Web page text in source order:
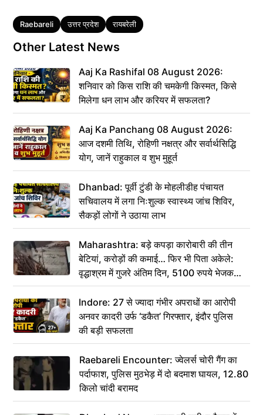
Tags
Raebareli उत्तर प्रदेश रायबरेली
Other Latest News
Aaj Ka Rashifal 08 August 2026:
शनिवार को किस राशि की चमकेगी किस्मत, किसे
मिलेगा धन लाभ और करियर में सफलता?
Aaj Ka Panchang 08 August 2026:
आज दशमी तिथि, रोहिणी नक्षत्र और सर्वार्थसिद्धि
योग, जानें राहुकाल व शुभ मुहूर्त
Dhanbad: पूर्वी टुंडी के मोहलीडीह पंचायत
सचिवालय में लगा निःशुल्क स्वास्थ्य जांच शिविर,
सैकड़ों लोगों ने उठाया लाभ
Maharashtra: बड़े कपड़ा कारोबारी की तीन
बेटियां, करोड़ों की कमाई… फिर भी पिता अकेले:
वृद्धाश्रम में गुजरे अंतिम दिन, 5100 रुपये भेजकर
कहा– अंतिम संस्कार कर दीजिए हम नहीं आ पाएंगे
Indore: 27 से ज्यादा गंभीर अपराधों का आरोपी
अनवर कादरी उर्फ ‘डकैत’ गिरफ्तार, इंदौर पुलिस
की बड़ी सफलता
Raebareli Encounter: ज्वेलर्स चोरी गैंग का
पर्दाफाश, पुलिस मुठभेड़ में दो बदमाश घायल, 12.80
किलो चांदी बरामद